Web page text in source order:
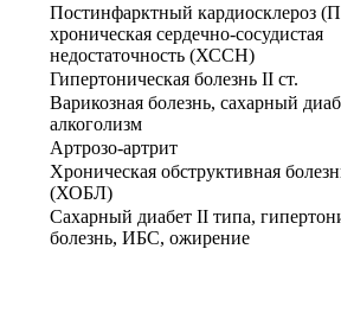
Постинфарктный кардиосклероз
хроническая сердечно-сосудистая
недостаточность (ХССН)
Гипертоническая болезнь II ст.
Варикозная болезнь, сахарный
алкоголизм
Артрозо-артрит
Хроническая обструктивная
(ХОБЛ)
Сахарный диабет II типа,
болезнь, ИБС, ожирение